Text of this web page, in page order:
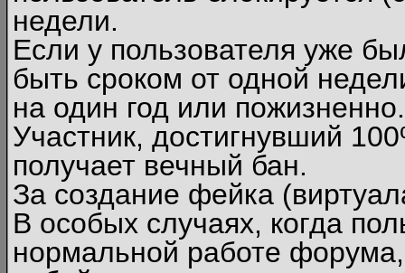
недели.
Если у пользователя уже
быть сроком от одной
на один год или пожизненно.
Участник, достигнувший
получает вечный бан.
За создание фейка
В особых случаях, когда
нормальной работе